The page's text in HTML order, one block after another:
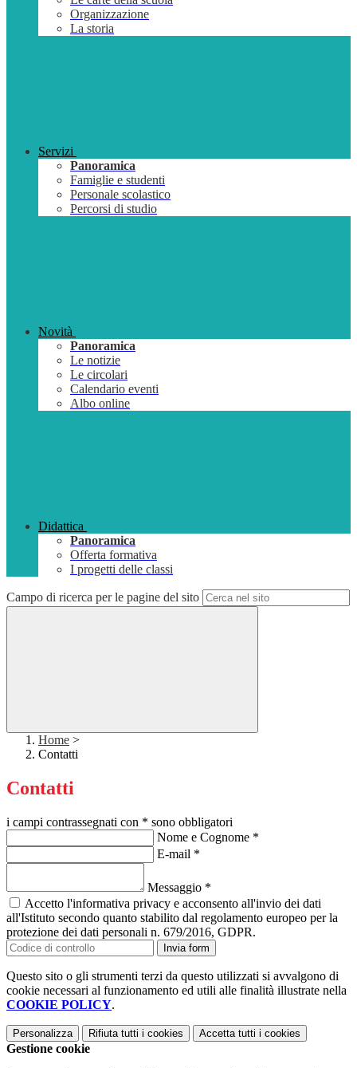
Organizzazione
La storia
Servizi
Panoramica
Famiglie e studenti
Personale scolastico
Percorsi di studio
Novità
Panoramica
Le notizie
Le circolari
Calendario eventi
Albo online
Didattica
Panoramica
Offerta formativa
I progetti delle classi
Campo di ricerca per le pagine del sito
Home >
Contatti
Contatti
i campi contrassegnati con * sono obbligatori
Nome e Cognome *
E-mail *
Messaggio *
Accetto l'informativa privacy e acconsento all'invio dei dati
all'Istituto secondo quanto stabilito dal regolamento europeo per la
protezione dei dati personali n. 679/2016, GDPR.
Invia form
Questo sito o gli strumenti terzi da questo utilizzati si avvalgono di
cookie necessari al funzionamento ed utili alle finalità illustrate nella
COOKIE POLICY.
Personalizza Rifiuta tutti i cookies Accetta tutti i cookies
Gestione cookie